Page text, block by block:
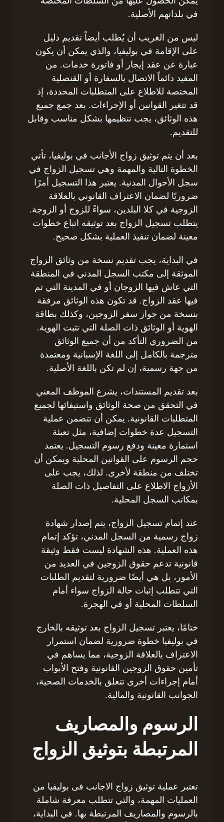
في بلدانهم الأصلية.
ليس من الغريب أن يُطلب أيضاً تقديم دليل
على الإقامة في بوليفيا، والذي يمكن أن يكون
عبارة عن عقد إيجار أو فاتورة خدمات. من
المفيد دائماً الاتصال بالسفارة أو القنصلية
المختصة للاطلاع على المتطلبات المحددة، إذ
قد تتغير القوانين أو الإجراءات. بعد جمع جميع
هذه الوثائق، يجب تنظيمها بشكل مناسب وقابل
للتقديم.
بعد أن يتم توثيق زواج الأجانب في بوليفيا، تأتي
الخطوة التالية والمهمة وهي تسجيل الزواج في
سجل الأحوال المدنية. يعتبر هذا التسجيل أمرًا
ضروريًا لضمان الاعتراف القانوني بالعلاقة
الزوجية في كلا البلدين، سواءً للزوج أو الزوجة.
يتطلب تسجيل الزواج بعد توثيقه اتباع خطوات
معينة لضمان تنفيذ العملية بشكل صحيح.
في البداية، يجب تقديم نسخة من وثائق الزواج
الموثقة إلى مكتب السجل المدني في المنطقة
التي عاش فيها الزوجان أو في المدينة التي تم
فيها عقد الزواج. قد تكون هذه الوثائق مرفقة
بنسخة من جواز سفر الزوجين، وكذلك بطاقة
الهوية أو الوثائق ذات الصلة التي تثبت الهوية.
من الضروري التأكد من أن جميع الوثائق
مترجمة بالكامل إلى اللغة الإسبانية ومعتمدة
من جهة رسمية، إن لم تكن باللغة الأصلية.
بعد تقديم المستندات، يشرع الموظف المعني
في التحقق من صحة الوثائق واستيفائها لجميع
المتطلبات القانونية. يمكن أن تتضمن عملية
التسجيل عدة خطوات إضافية، مثل تعبئة
استمارة معينة ودفع رسوم التسجيل. يعتمد
حجم الرسوم على القوانين المحلية ويمكن أن
تختلف من منطقة لأخرى. لذلك، يجب على
الأزواج الاطلاع على التفاصيل ذات الصلة
بمكاتب السجل المحلية.
عند إتمام تسجيل الزواج، يتم إصدار شهادة
زواج رسمية من السجل المدني، تؤكد إتمام
هذه العملية. هذه الشهادة ليست فقط وثيقة
قانونية تدعم حقوق الزوجين في العديد من
الأمور، بل هي أيضًا ضرورية لتقديم الطلبات
التي تتطلب إثبات حالة الزواج سواء أمام
السلطات المحلية أو في الهجرة.
ختامًا، يعتبر تسجيل الزواج بعد توثيقه بالخارج
في بوليفيا خطوة ضرورية لضمان استمرار
الاعتراف بالعلاقة الزوجية، مما يساهم في
تأمين حقوق الزوجين القانونية وفتح الأبواب
أمام إجراءات أخرى تتعلق بالخدمات الصحية،
الجوانب القانونية والمالية.
الرسوم والمصاريف
المرتبطة بتوثيق الزواج
تعتبر عملية توثيق زواج الاجانب فى بوليفيا من
العمليات المهمة، والتي تتطلب معرفة شاملة
بالرسوم والمصاريف المرتبطة بها. في البداية،